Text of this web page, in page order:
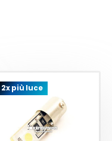
2x più luce